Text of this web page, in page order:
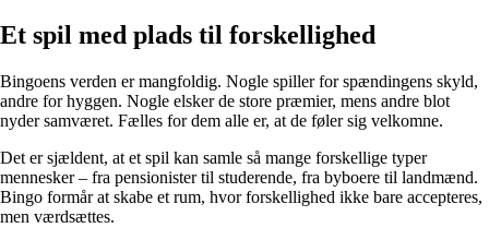
Et spil med plads til forskellighed
Bingoens verden er mangfoldig. Nogle spiller for spændingens skyld,
andre for hyggen. Nogle elsker de store præmier, mens andre blot
nyder samværet. Fælles for dem alle er, at de føler sig velkomne.
Det er sjældent, at et spil kan samle så mange forskellige typer
mennesker – fra pensionister til studerende, fra byboere til landmænd.
Bingo formår at skabe et rum, hvor forskellighed ikke bare accepteres,
men værdsættes.